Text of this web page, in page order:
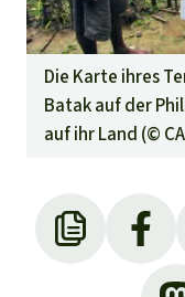
Die Karte ihres
Batak auf der
auf ihr Land (©